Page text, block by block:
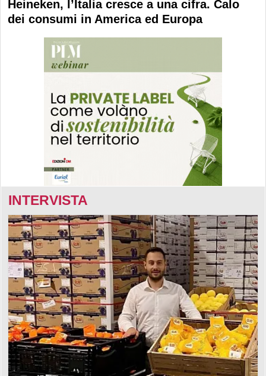
Heineken, l’Italia cresce a una cifra. Calo
dei consumi in America ed Europa
INTERVISTA